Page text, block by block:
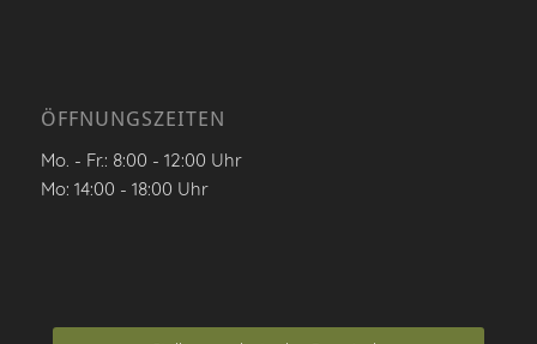
ÖFFNUNGSZEITEN
Mo. - Fr.: 8:00 - 12:00 Uhr
Mo: 14:00 - 18:00 Uhr